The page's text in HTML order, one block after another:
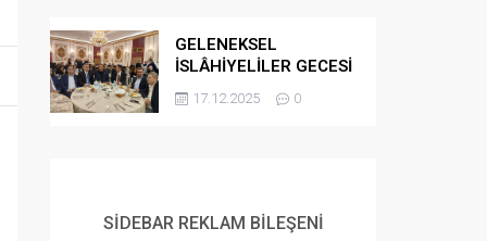
GELENEKSEL
İSLÂHİYELİLER GECESİ
DÜZENLENDİ
17.12.2025 0
SİDEBAR REKLAM BİLEŞENİ